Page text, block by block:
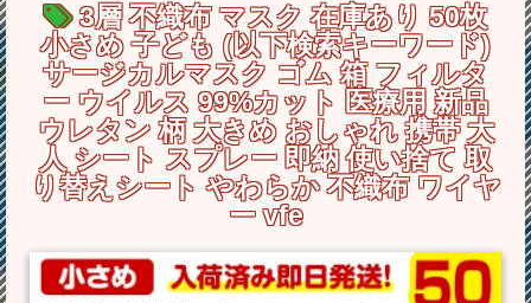
3層 不織布 マスク 在庫あり 50枚
小さめ 子ども (以下検索キーワード)
サージカルマスク ゴム 箱 フィルタ
ー ウイルス 99%カット 医療用 新品
ウレタン 柄 大きめ おしゃれ 携帯 大
人 シート スプレー 即納 使い捨て 取
り替えシート やわらか 不織布 ワイヤ
ー vfe